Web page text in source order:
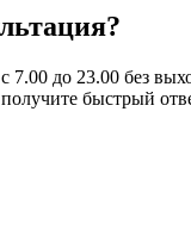
7.00 до 23.00 без
быстрый